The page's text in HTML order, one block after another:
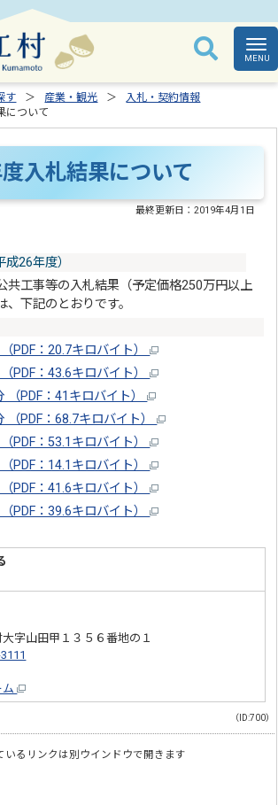
す 産業・観光
入札・契約情報
について
入札結果について
最終更新日：2019年4月1日
26年度）
共工事等の入札結果（予定価格250万円以上
下記のとおりです。
PDF：20.7キロバイト）
PDF：43.6キロバイト）
（PDF：41キロバイト）
（PDF：68.7キロバイト）
PDF：53.1キロバイト）
PDF：14.1キロバイト）
PDF：41.6キロバイト）
PDF：39.6キロバイト）
字山田甲１３５６番地の１
ム
（ID:700）
いるリンクは別ウインドウで開きます